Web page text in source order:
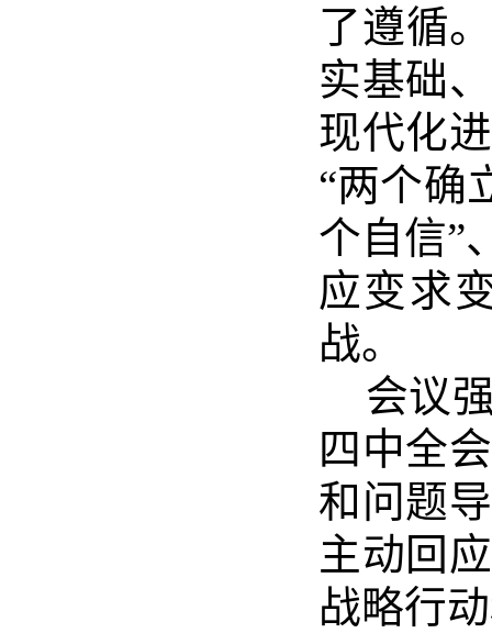
了遵循
实基础
现代化
“两个确
个自信”
应变求
战。
会议
四中全
和问题
主动回应
战略行